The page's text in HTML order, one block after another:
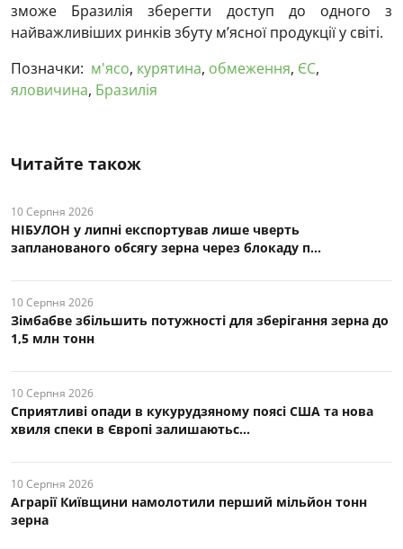
зможе Бразилія зберегти доступ до одного з
найважливіших ринків збуту м’ясної продукції у світі.
Позначки: м'ясо, курятина, обмеження, ЄС,
яловичина, Бразилія
Читайте також
10 Серпня 2026
НІБУЛОН у липні експортував лише чверть
запланованого обсягу зерна через блокаду п...
10 Серпня 2026
Зімбабве збільшить потужності для зберігання зерна до
1,5 млн тонн
10 Серпня 2026
Сприятливі опади в кукурудзяному поясі США та нова
хвиля спеки в Європі залишаютьс...
10 Серпня 2026
Аграрії Київщини намолотили перший мільйон тонн
зерна